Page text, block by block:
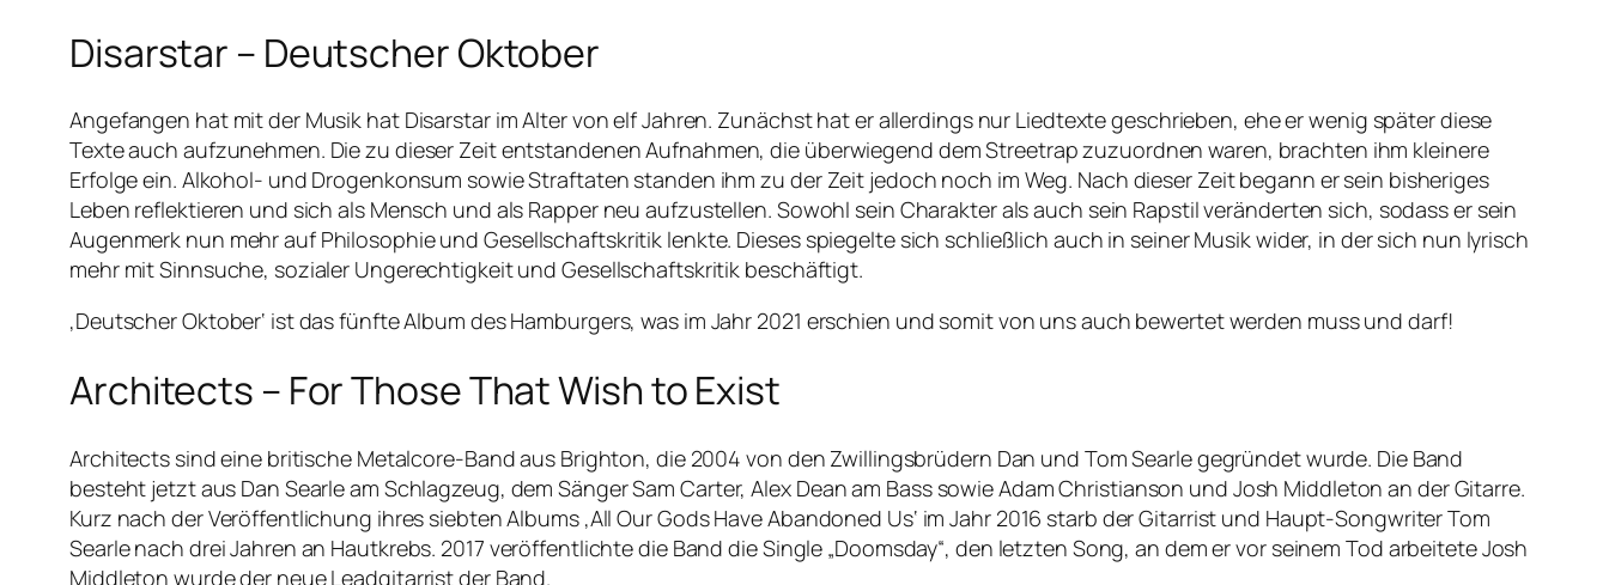
Disarstar – Deutscher Oktober
Angefangen hat mit der Musik hat Disarstar im Alter von elf Jahren. Zunächst hat er allerdings nur Liedtexte geschrieben, ehe er wenig später diese
Texte auch aufzunehmen. Die zu dieser Zeit entstandenen Aufnahmen, die überwiegend dem Streetrap zuzuordnen waren, brachten ihm kleinere
Erfolge ein. Alkohol- und Drogenkonsum sowie Straftaten standen ihm zu der Zeit jedoch noch im Weg. Nach dieser Zeit begann er sein bisheriges
Leben reflektieren und sich als Mensch und als Rapper neu aufzustellen. Sowohl sein Charakter als auch sein Rapstil veränderten sich, sodass er sein
Augenmerk nun mehr auf Philosophie und Gesellschaftskritik lenkte. Dieses spiegelte sich schließlich auch in seiner Musik wider, in der sich nun lyrisch
mehr mit Sinnsuche, sozialer Ungerechtigkeit und Gesellschaftskritik beschäftigt.
‚Deutscher Oktober‘ ist das fünfte Album des Hamburgers, was im Jahr 2021 erschien und somit von uns auch bewertet werden muss und darf!
Architects – For Those That Wish to Exist
Architects sind eine britische Metalcore-Band aus Brighton, die 2004 von den Zwillingsbrüdern Dan und Tom Searle gegründet wurde. Die Band
besteht jetzt aus Dan Searle am Schlagzeug, dem Sänger Sam Carter, Alex Dean am Bass sowie Adam Christianson und Josh Middleton an der Gitarre.
Kurz nach der Veröffentlichung ihres siebten Albums ‚All Our Gods Have Abandoned Us‘ im Jahr 2016 starb der Gitarrist und Haupt-Songwriter Tom
Searle nach drei Jahren an Hautkrebs. 2017 veröffentlichte die Band die Single „Doomsday“, den letzten Song, an dem er vor seinem Tod arbeitete Josh
Middleton wurde der neue Leadgitarrist der Band.